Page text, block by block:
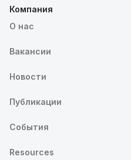
Компания
О нас
Вакансии
Новости
Публикации
События
Resources